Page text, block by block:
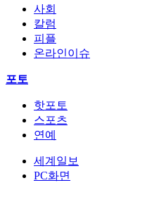
사회
칼럼
피플
온라인이슈
포토
핫포토
스포츠
연예
세계일보
PC화면